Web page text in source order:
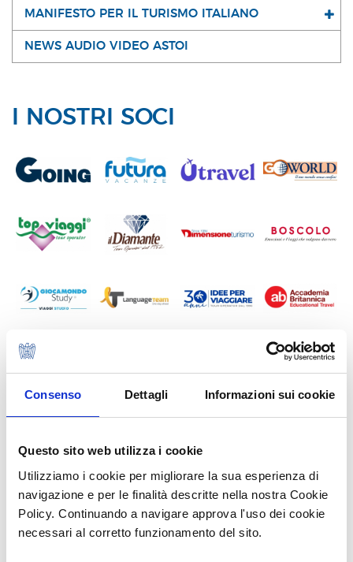
Consenso Dettagli Informazioni sui cookie
Questo sito web utilizza i cookie
Utilizziamo i cookie per migliorare la sua esperienza di
navigazione e per le finalità descritte nella nostra Cookie
Policy. Continuando a navigare approva l'uso dei cookie
necessari al corretto funzionamento del sito.
MANIFESTO PER IL TURISMO ITALIANO
NEWS AUDIO VIDEO ASTOI
I NOSTRI SOCI